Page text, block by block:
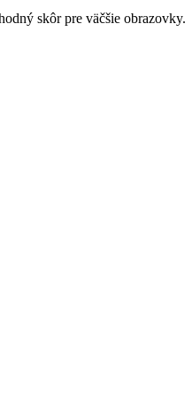
skôr pre väčšie obrazovky.